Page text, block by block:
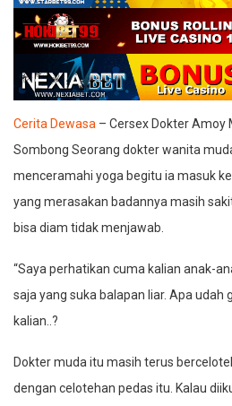
Cerita Dewasa – Cersex Dokter Amoy
Sombong Seorang dokter wanita
menceramahi yoga begitu ia masuk
yang merasakan badannya masih
bisa diam tidak menjawab.
“Saya perhatikan cuma kalian anak-
saja yang suka balapan liar. Apa udah
kalian..?
Dokter muda itu masih terus
dengan celotehan pedas itu. Kalau